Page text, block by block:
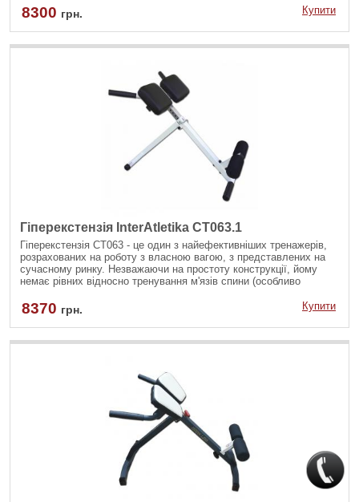
8300 грн. Купити
Гіперекстензія InterAtletika СТ063.1
Гіперекстензія СТ063 - це один з найефективніших тренажерів,
розрахованих на роботу з власною вагою, з представлених на
сучасному ринку. Незважаючи на простоту конструкції, йому
немає рівних відносно тренування м'язів спини (особливо
8370 грн. Купити